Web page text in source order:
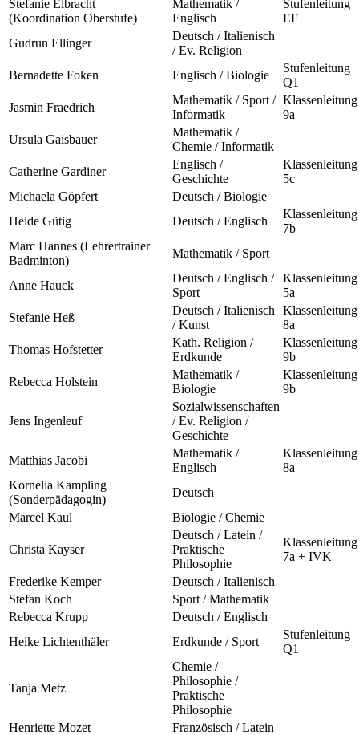
Stefanie Elbracht
(Koordination Oberstufe)
Mathematik /
Englisch
Stufenleitung
EF
Gudrun Ellinger
Deutsch / Italienisch
/ Ev. Religion
Bernadette Foken
Englisch / Biologie
Stufenleitung
Q1
Jasmin Fraedrich
Mathematik / Sport /
Informatik
Klassenleitung
9a
Ursula Gaisbauer
Mathematik /
Chemie / Informatik
Catherine Gardiner
Englisch /
Geschichte
Klassenleitung
5c
Michaela Göpfert
Deutsch / Biologie
Heide Gütig
Deutsch / Englisch
Klassenleitung
7b
Marc Hannes (Lehrertrainer
Badminton)
Mathematik / Sport
Anne Hauck
Deutsch / Englisch /
Sport
Klassenleitung
5a
Stefanie Heß
Deutsch / Italienisch
/ Kunst
Klassenleitung
8a
Thomas Hofstetter
Kath. Religion /
Erdkunde
Klassenleitung
9b
Rebecca Holstein
Mathematik /
Biologie
Klassenleitung
9b
Jens Ingenleuf
Sozialwissenschaften
/ Ev. Religion /
Geschichte
Matthias Jacobi
Mathematik /
Englisch
Klassenleitung
8a
Kornelia Kampling
(Sonderpädagogin)
Deutsch
Marcel Kaul
Biologie / Chemie
Christa Kayser
Deutsch / Latein /
Praktische
Philosophie
Klassenleitung
7a + IVK
Frederike Kemper
Deutsch / Italienisch
Stefan Koch
Sport / Mathematik
Rebecca Krupp
Deutsch / Englisch
Heike Lichtenthäler
Erdkunde / Sport
Stufenleitung
Q1
Tanja Metz
Chemie /
Philosophie /
Praktische
Philosophie
Henriette Mozet
Französisch / Latein